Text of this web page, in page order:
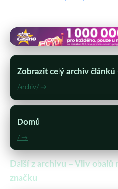
Zobrazit celý archiv
/archiv/ →
Domů
/ →
Další z archivu – Vliv obalů
značku